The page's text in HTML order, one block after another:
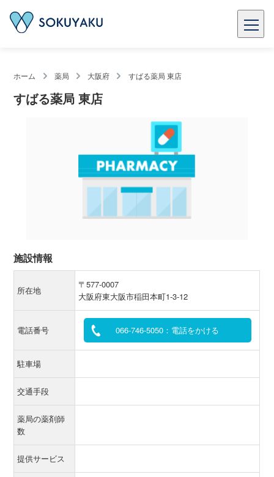
ホーム 薬局 大阪府 すばる薬局 東店
すばる薬局 東店
施設情報
所在地
〒577-0007
大阪府東大阪市稲田本町1-3-12
電話番号 066-746-5050：電話をかける
駐車場
交通手段
薬局の薬剤師
数
提供サービス